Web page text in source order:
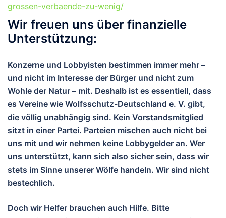
grossen-verbaende-zu-wenig/
Wir freuen uns über finanzielle
Unterstützung:
Konzerne und Lobbyisten bestimmen immer mehr –
und nicht im Interesse der Bürger und nicht zum
Wohle der Natur – mit. Deshalb ist es essentiell, dass
es Vereine wie Wolfsschutz-Deutschland e. V. gibt,
die völlig unabhängig sind. Kein Vorstandsmitglied
sitzt in einer Partei. Parteien mischen auch nicht bei
uns mit und wir nehmen keine Lobbygelder an. Wer
uns unterstützt, kann sich also sicher sein, dass wir
stets im Sinne unserer Wölfe handeln. Wir sind nicht
bestechlich.
Doch wir Helfer brauchen auch Hilfe. Bitte